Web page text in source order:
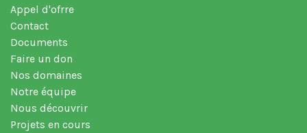
Appel d'ofrre
Contact
Documents
Faire un don
Nos domaines
Notre équipe
Nous découvrir
Projets en cours